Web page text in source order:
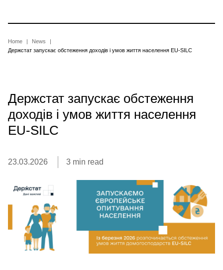
main
Breadcrumb
Home
News
Держстат запускає обстеження доходів і умов життя населення EU-SILC
Держстат запускає обстеження
доходів і умов життя населення
EU-SILC
23.03.2026 3 min read